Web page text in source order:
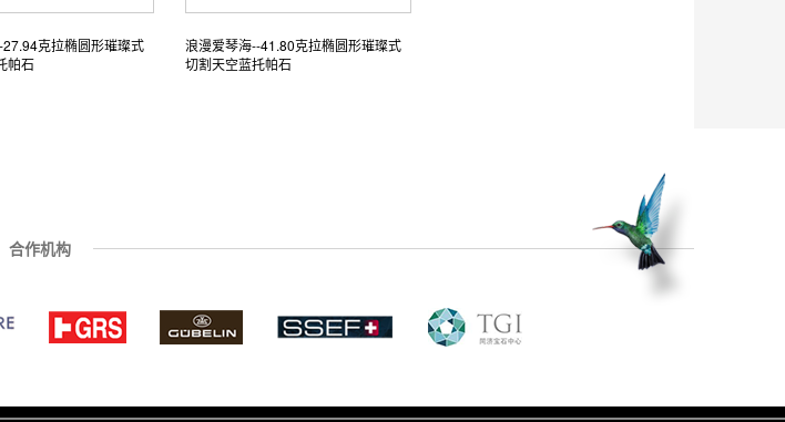
27.94克拉椭圆形璀璨式
帕石
浪漫爱琴海--41.80克拉椭圆形璀璨式
切割天空蓝托帕石
合作机构